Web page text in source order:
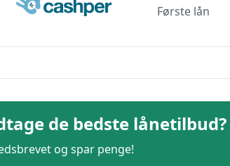
Første lån
de bedste lånetilbud?
og spar penge!